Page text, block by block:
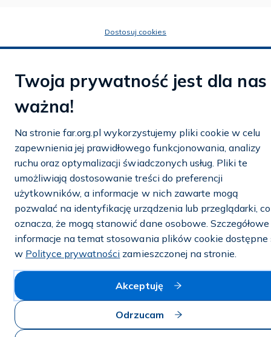
Polityka prywatności i cookies
Dostosuj cookies
Twoja prywatność jest dla nas
ważna!
Na stronie far.org.pl wykorzystujemy pliki cookie w celu
zapewnienia jej prawidłowego funkcjonowania, analizy
ruchu oraz optymalizacji świadczonych usług. Pliki te
umożliwiają dostosowanie treści do preferencji
użytkowników, a informacje w nich zawarte mogą
pozwalać na identyfikację urządzenia lub przeglądarki, co
oznacza, że mogą stanowić dane osobowe. Szczegółowe
informacje na temat stosowania plików cookie dostępne
w Polityce prywatności zamieszczonej na stronie.
Akceptuję
Odrzucam